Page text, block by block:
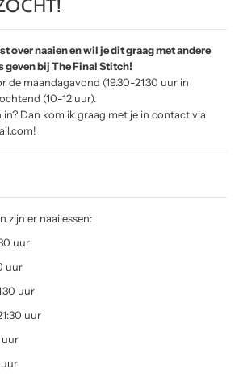
over naaien en wil je dit graag met andere
geven bij The Final Stitch!
de maandagavond (19.30-21.30 uur in
(10-12 uur).
in? Dan kom ik graag met je in contact via
zijn er naailessen:
uur
uur
uur
uur
uur
uur